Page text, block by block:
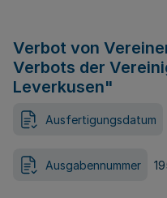
Verbot von
Verbots der
Leverkusen"
Ausfertigungsdatum
Ausgabennummer